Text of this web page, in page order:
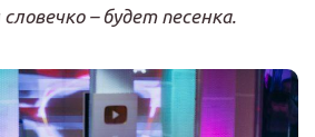
–будет песенка.